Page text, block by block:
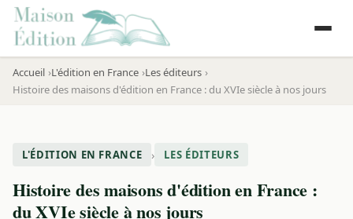
Accueil L'édition en France Les éditeurs
Histoire des maisons d'édition en France : du XVIe siècle à nos jours
L'ÉDITION EN FRANCE › LES ÉDITEURS
Histoire des maisons d'édition en France :
du XVIe siècle à nos jours